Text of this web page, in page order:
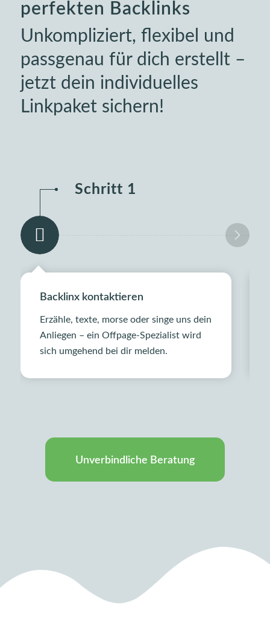
perfekten Backlinks
Unkompliziert, flexibel und
passgenau für dich erstellt –
jetzt dein individuelles
Linkpaket sichern!
Schritt 1
Backlinx kontaktieren
Erzähle, texte, morse oder singe uns dein
Anliegen – ein Offpage-Spezialist wird
sich umgehend bei dir melden.
Unverbindliche Beratung